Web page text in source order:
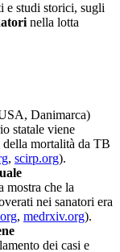
e studi storici, sugli
nella lotta
Danimarca)
statale viene
della mortalità da TB
, scirp.org).
mostra che la
nei sanatori era
, medrxiv.org).
dei casi e